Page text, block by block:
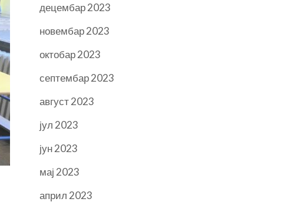
децембар 2023
новембар 2023
октобар 2023
септембар 2023
август 2023
јул 2023
јун 2023
мај 2023
април 2023